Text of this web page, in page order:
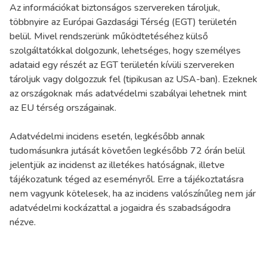
Az információkat biztonságos szervereken tároljuk,
többnyire az Európai Gazdasági Térség (EGT) területén
belül. Mivel rendszerünk működtetéséhez külső
szolgáltatókkal dolgozunk, lehetséges, hogy személyes
adataid egy részét az EGT területén kívüli szervereken
tároljuk vagy dolgozzuk fel (tipikusan az USA-ban). Ezeknek
az országoknak más adatvédelmi szabályai lehetnek mint
az EU térség országainak.
Adatvédelmi incidens esetén, legkésőbb annak
tudomásunkra jutását követően legkésőbb 72 órán belül
jelentjük az incidenst az illetékes hatóságnak, illetve
tájékozatunk téged az eseményről. Erre a tájékoztatásra
nem vagyunk kötelesek, ha az incidens valószínűleg nem jár
adatvédelmi kockázattal a jogaidra és szabadságodra
nézve.